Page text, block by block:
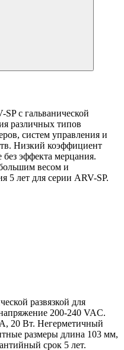
с гальванической
различных типов
систем управления и
Низкий коэффициент
без эффекта мерцания.
весом и
5 лет для серии ARV-SP.
развязкой для
200-240 VAC.
20 Вт. Негерметичный
размеры длина 103 мм,
срок 5 лет.